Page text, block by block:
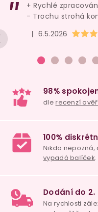
| 6.5.2026
+ Rychlé
- Trochu strohá